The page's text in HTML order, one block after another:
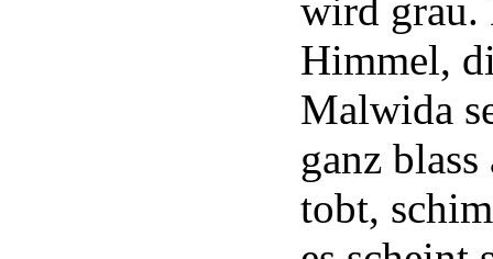
wird grau.
Himmel,
Malwida
ganz
tobt,